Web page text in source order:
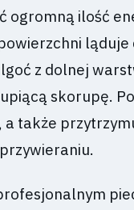
ogromną ilość
ląduje
z dolnej
skorupę.
a także